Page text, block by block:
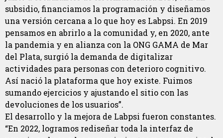
subsidio, financiamos la programación y diseñamos
una versión cercana a lo que hoy es Labpsi. En 2019
pensamos en abrirlo a la comunidad y, en 2020, ante
la pandemia y en alianza con la ONG GAMA de Mar
del Plata, surgió la demanda de digitalizar
actividades para personas con deterioro cognitivo.
Así nació la plataforma que hoy existe. Fuimos
sumando ejercicios y ajustando el sitio con las
devoluciones de los usuarios”.
El desarrollo y la mejora de Labpsi fueron constantes.
“En 2022, logramos rediseñar toda la interfaz de